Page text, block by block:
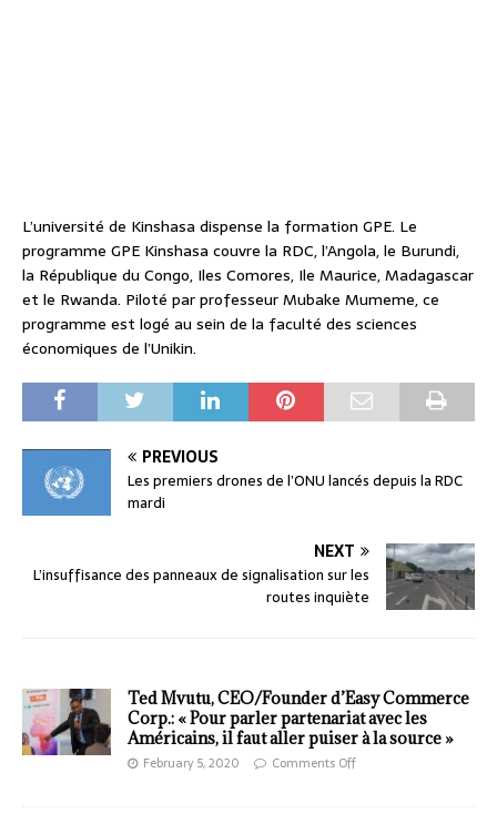
L’université de Kinshasa dispense la formation GPE. Le
programme GPE Kinshasa couvre la RDC, l’Angola, le Burundi,
la République du Congo, Iles Comores, Ile Maurice, Madagascar
et le Rwanda. Piloté par professeur Mubake Mumeme, ce
programme est logé au sein de la faculté des sciences
économiques de l’Unikin.
PREVIOUS
Les premiers drones de l’ONU lancés depuis la RDC
mardi
NEXT
L’insuffisance des panneaux de signalisation sur les
routes inquiète
Ted Mvutu, CEO/Founder d’Easy Commerce
Corp.: « Pour parler partenariat avec les
Américains, il faut aller puiser à la source »
February 5, 2020 Comments Off